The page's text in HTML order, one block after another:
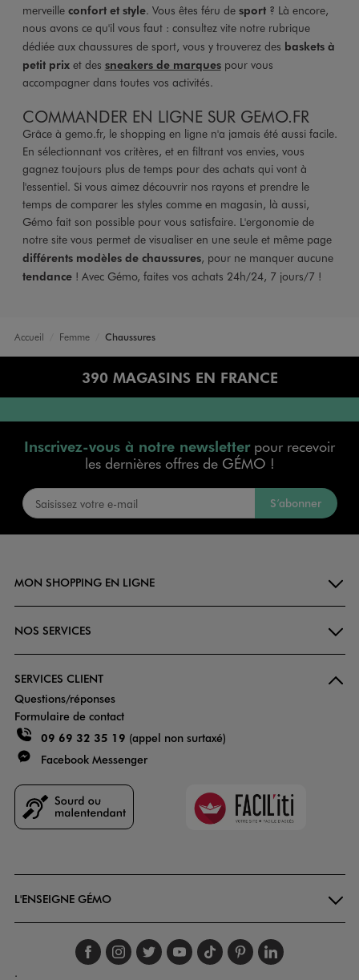
merveille confort et style. Vous êtes féru de sport? Là encore,
nous avons ce qu'il vous faut : consultez vite notre rubrique
dédiée aux chaussures de sport, vous y trouverez des baskets à
petit prixet des sneakers de marquespour vous
accompagner dans toutes vos activités.
COMMANDER EN LIGNE SUR GEMO.FR
Grâce à gemo.fr, le shopping en ligne n'a jamais été aussi facile.
En sélectionnant vos critères, et en filtrant vos envies, vous
gagnez toujours plus de temps pour des achats qui vont à
l'essentiel. Si vous aimez découvrir nos rayons et prendre le
temps de comparer les styles comme en magasin, là aussi,
Gémo fait son possible pour vous satisfaire. L'ergonomie de
notre site vous permet de visualiser en une seule et même page
différents modèles de chaussures, pour ne manquer aucune
tendance! Avec Gémo, faites vos achats 24h/24, 7 jours/7 !
Accueil Femme Chaussures
390 MAGASINS EN FRANCE
Inscrivez-vous à notre newsletterpour recevoir
les dernières offres de GÉMO !
S’abonner
MON SHOPPING EN LIGNE
NOS SERVICES
SERVICES CLIENT
Questions/réponses
Formulaire de contact
09 69 32 35 19 (appel non surtaxé)
Facebook Messenger
Faciliti
L'ENSEIGNE GÉMO
Suivez-nous sur
Suivez-nous sur
Suivez-nous sur
Suivez-nous
Suivez-nous
Suivez-
.